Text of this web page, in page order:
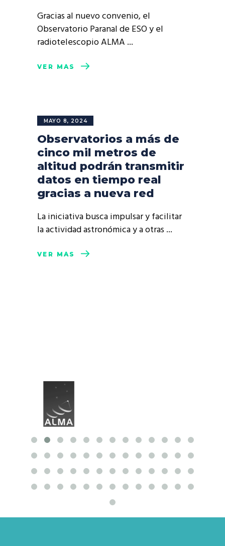
Gracias al nuevo convenio, el
Observatorio Paranal de ESO y el
radiotelescopio ALMA
VER MÁS
MAYO 8, 2024
Observatorios a más de
cinco mil metros de
altitud podrán transmitir
datos en tiempo real
gracias a nueva red
La iniciativa busca impulsar y facilitar
la actividad astronómica y a otras
VER MÁS